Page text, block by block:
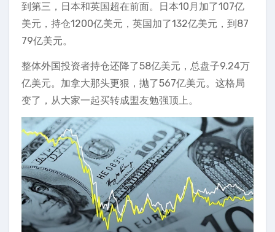
到第三，日本和英国超在前面。日本10月加了107亿
美元，持仓1200亿美元，英国加了132亿美元，到87
79亿美元。
整体外国投资者持仓还降了58亿美元，总盘子9.24万
亿美元。加拿大那头更狠，抛了567亿美元。这格局
变了，从大家一起买转成盟友勉强顶上。